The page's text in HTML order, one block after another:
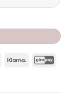
American
Klarna